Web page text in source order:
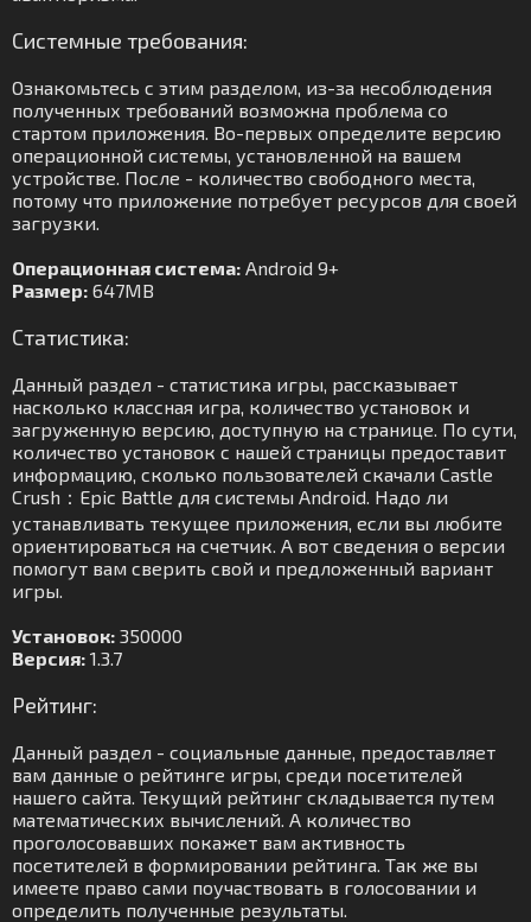
Системные требования:
Ознакомьтесь с этим разделом, из-за несоблюдения
полученных требований возможна проблема со
стартом приложения. Во-первых определите версию
операционной системы, установленной на вашем
устройстве. После - количество свободного места,
потому что приложение потребует ресурсов для своей
загрузки.
Операционная система: Android 9+
Размер: 647MB
Статистика:
Данный раздел - статистика игры, рассказывает
насколько классная игра, количество установок и
загруженную версию, доступную на странице. По сути,
количество установок с нашей страницы предоставит
информацию, сколько пользователей скачали Castle
Crush：Epic Battle для системы Android. Надо ли
устанавливать текущее приложения, если вы любите
ориентироваться на счетчик. А вот сведения о версии
помогут вам сверить свой и предложенный вариант
игры.
Установок: 350000
Версия: 1.3.7
Рейтинг:
Данный раздел - социальные данные, предоставляет
вам данные о рейтинге игры, среди посетителей
нашего сайта. Текущий рейтинг складывается путем
математических вычислений. А количество
проголосовавших покажет вам активность
посетителей в формировании рейтинга. Так же вы
имеете право сами поучаствовать в голосовании и
определить полученные результаты.